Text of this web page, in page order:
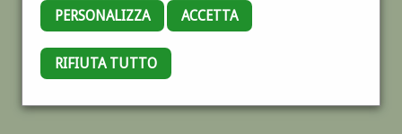
PERSONALIZZA ACCETTA
RIFIUTA TUTTO